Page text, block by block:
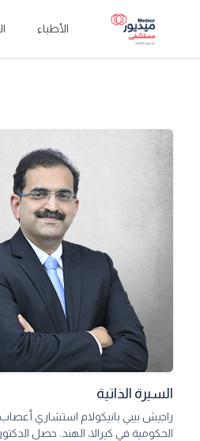
الأطباء
السيرة الذاتية
الحكومية في كيرالا، الهند. حصل